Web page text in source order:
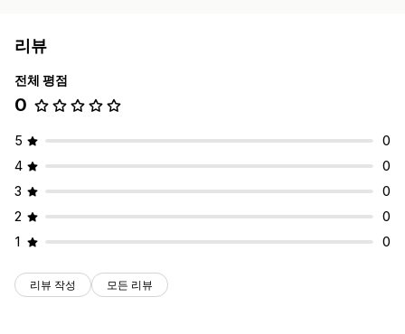
리뷰
전체 평점
0
5
0
4
0
3
0
2
0
1
0
리뷰 작성 모든 리뷰